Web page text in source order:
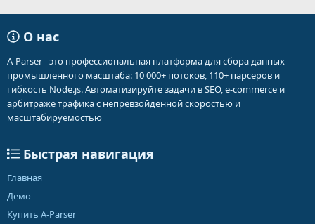
О нас
A-Parser - это профессиональная платформа для сбора данных
промышленного масштаба: 10 000+ потоков, 110+ парсеров и
гибкость Node.js. Автоматизируйте задачи в SEO, e-commerce и
арбитраже трафика с непревзойденной скоростью и
масштабируемостью
Быстрая навигация
Главная
Демо
Купить A-Parser